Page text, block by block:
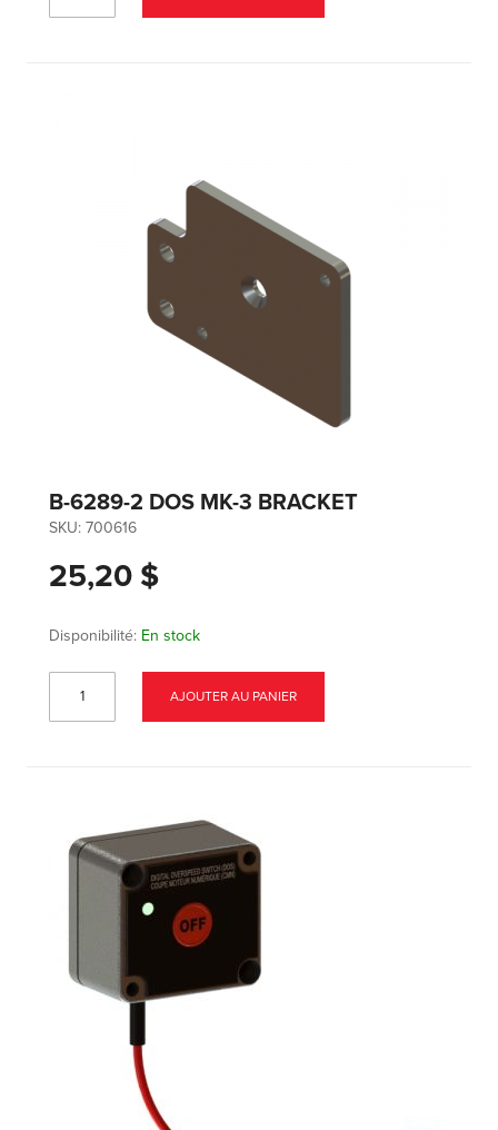
B-6289-2 DOS MK-3 BRACKET
SKU: 700616
25,20 $
Disponibilité: En stock
AJOUTER AU PANIER